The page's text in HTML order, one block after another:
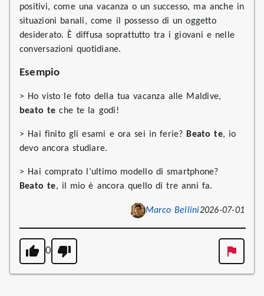
positivi, come una vacanza o un successo, ma anche in
situazioni banali, come il possesso di un oggetto
desiderato. È diffusa soprattutto tra i giovani e nelle
conversazioni quotidiane.
Esempio
> Ho visto le foto della tua vacanza alle Maldive,
beato te che te la godi!
> Hai finito gli esami e ora sei in ferie? Beato te, io
devo ancora studiare.
> Hai comprato l’ultimo modello di smartphone?
Beato te, il mio è ancora quello di tre anni fa.
Marco Bellini2026-07-01
0